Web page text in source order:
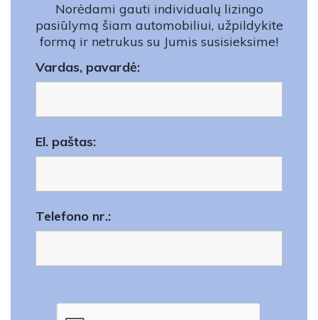
Norėdami gauti individualų lizingo
pasiūlymą šiam automobiliui, užpildykite
formą ir netrukus su Jumis susisieksime!
Vardas, pavardė:
El. paštas:
Telefono nr.: